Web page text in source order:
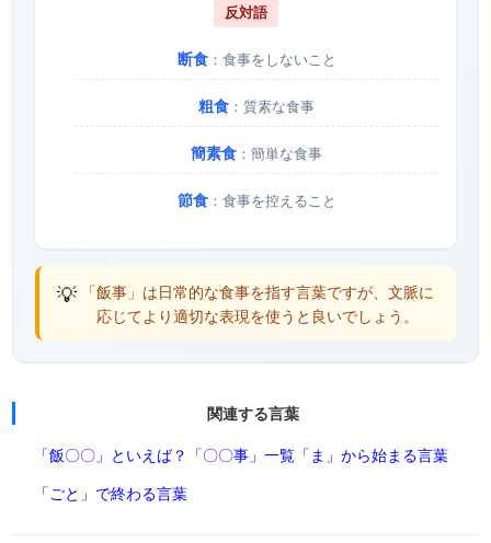
反対語
断食：食事をしないこと
粗食 ：質素な食事
簡素食 ：簡単な食事
節食：食事を控えること
💡 「飯事」は日常的な食事を指す言葉ですが、文脈に
応じてより適切な表現を使うと良いでしょう。
関連する言葉
「飯〇〇」といえば？ 「〇〇事」一覧 「ま」から始まる言葉
「ごと」で終わる言葉